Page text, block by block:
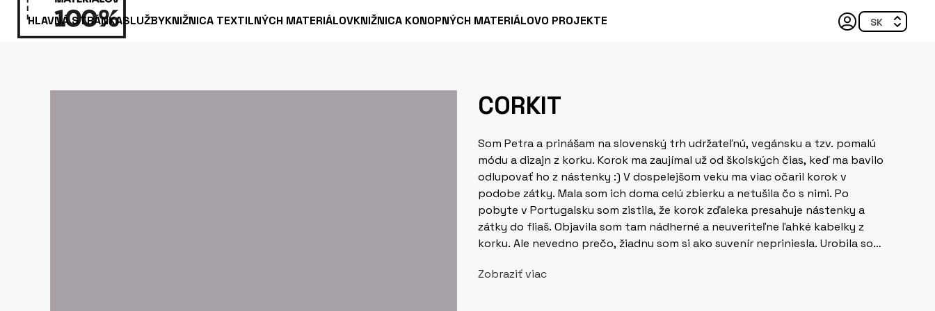
HLAVNÁ STRÁNKASLUŽBYKNIŽNICA TEXTILNÝCH MATERIÁLOVKNIŽNICA KONOPNÝCH MATERIÁLOVO PROJEKTE
CORKIT
Som Petra a prinášam na slovenský trh udržateľnú, vegánsku a tzv. pomalú
módu a dizajn z korku. Korok ma zaujímal už od školských čias, keď ma bavilo
odlupovať ho z nástenky :) V dospelejšom veku ma viac očaril korok v
podobe zátky. Mala som ich doma celú zbierku a netušila čo s nimi. Po
pobyte v Portugalsku som zistila, že korok zďaleka presahuje nástenky a
zátky do fliaš. Objavila som tam nádherné a neuveriteľne ľahké kabelky z
korku. Ale nevedno prečo, žiadnu som si ako suvenír nepriniesla. Urobila som
módou a dizajnom. V istý deň som rozmýšľala nad kreatívnym využitím
Zobraziť viac